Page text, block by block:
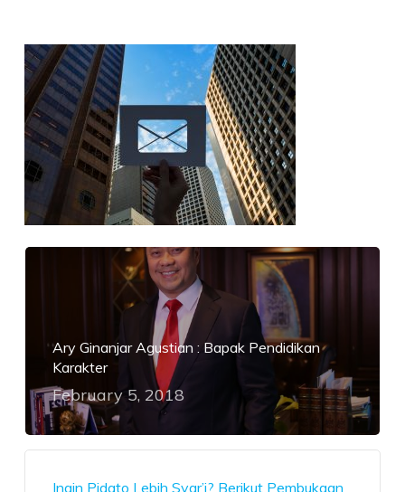
Ary Ginanjar Agustian : Bapak Pendidikan
Karakter
February 5, 2018
Ingin Pidato Lebih Syar’i? Berikut Pembukaan